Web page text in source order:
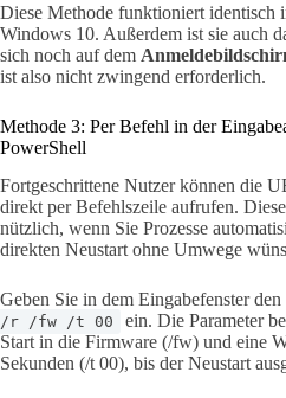
Diese Methode funktioniert identisch
Windows 10. Außerdem ist sie auch
sich noch auf dem
ist also nicht zwingend erforderlich.
Methode 3: Per Befehl in der
PowerShell
Fortgeschrittene Nutzer können die
direkt per Befehlszeile aufrufen.
nützlich, wenn Sie Prozesse
direkten Neustart ohne Umwege
Geben Sie in dem Eingabefenster
/r /fw /t 00
ein. Die Parameter
Start in die Firmware (/fw) und eine
Sekunden (/t 00), bis der Neustart